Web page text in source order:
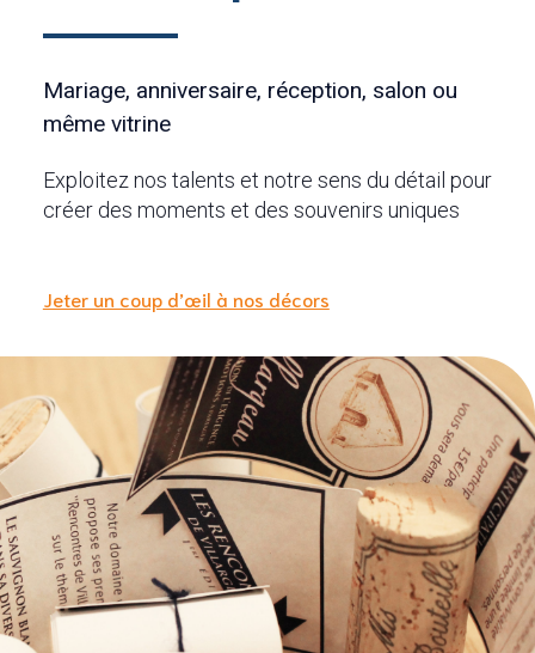
Mariage, anniversaire, réception, salon ou
même vitrine
Exploitez nos talents et notre sens du détail pour
créer des moments et des souvenirs uniques
Jeter un coup d’œil à nos décors